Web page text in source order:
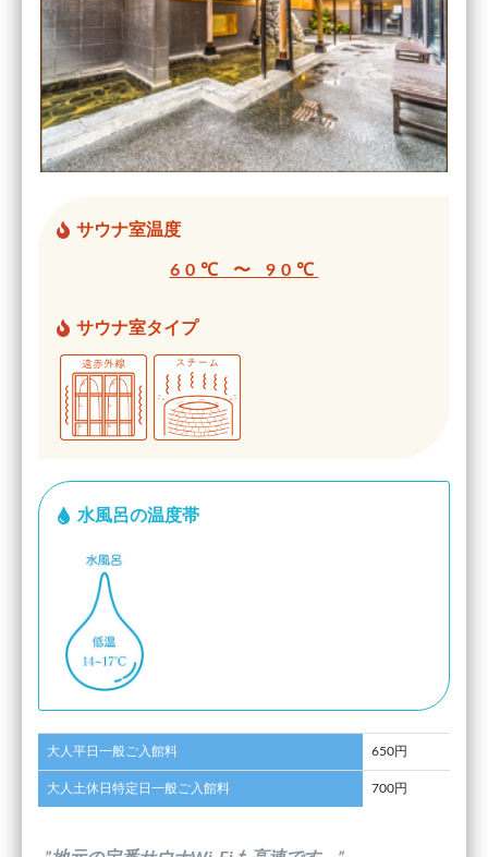
サウナ室温度
60℃ 〜 90℃
サウナ室タイプ
水風呂の温度帯
大人平日一般ご入館料 650円
大人土休日特定日一般ご入館料 700円